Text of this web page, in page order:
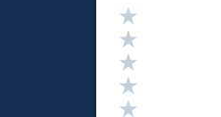
Valutazione